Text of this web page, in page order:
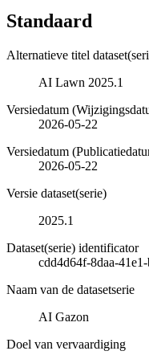
Standaard
Alternatieve titel
AI Lawn 2025.1
Versiedatum
2026-05-22
Versiedatum
2026-05-22
Versie dataset(serie)
2025.1
Dataset(serie) identificator
cdd4d64f-8daa-
Naam van de datasetserie
AI Gazon
Doel van vervaardiging